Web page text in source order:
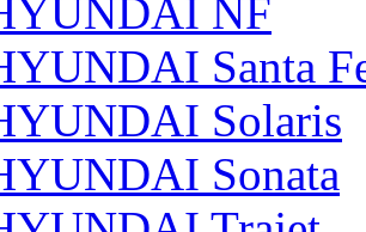
NF
Santa
Solaris
Sonata